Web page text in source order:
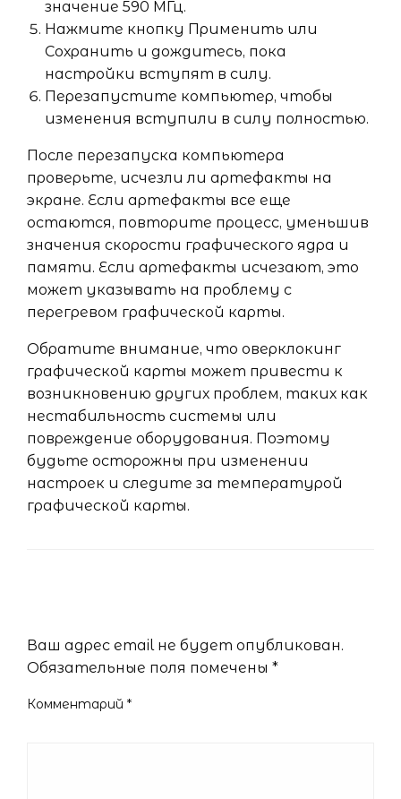
значение 590 МГц.
Нажмите кнопку Применить или
Сохранить и дождитесь, пока
настройки вступят в силу.
Перезапустите компьютер, чтобы
изменения вступили в силу полностью.
После перезапуска компьютера
проверьте, исчезли ли артефакты на
экране. Если артефакты все еще
остаются, повторите процесс, уменьшив
значения скорости графического ядра и
памяти. Если артефакты исчезают, это
может указывать на проблему с
перегревом графической карты.
Обратите внимание, что оверклокинг
графической карты может привести к
возникновению других проблем, таких как
нестабильность системы или
повреждение оборудования. Поэтому
будьте осторожны при изменении
настроек и следите за температурой
графической карты.
Ваш адрес email не будет опубликован.
Обязательные поля помечены *
Комментарий *